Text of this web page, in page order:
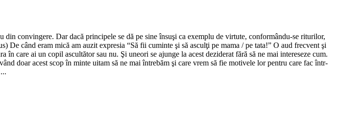
convingere. Dar dacă principele se dă pe sine însuşi ca exemplu de virtute, conformându-se riturilor,
când eram mică am auzit expresia “Să fii cuminte şi să asculţi pe mama / pe tata!” O aud frecvent şi
care ai un copil ascultător sau nu. Şi uneori se ajunge la acest deziderat fără să ne mai intereseze cum.
doar acest scop în minte uitam să ne mai întrebăm şi care vrem să fie motivele lor pentru care fac într-